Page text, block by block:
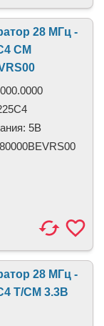
28 МГц -
CM
5В
28 МГц -
T/CM 3.3В